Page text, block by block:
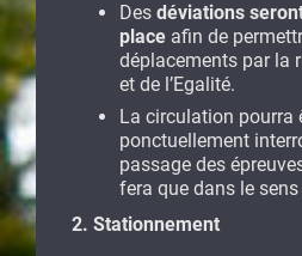
Des déviations
place afin de
déplacements par la
et de l’Egalité.
La circulation pourra
ponctuellement
passage des
fera que dans le
2. Stationnement